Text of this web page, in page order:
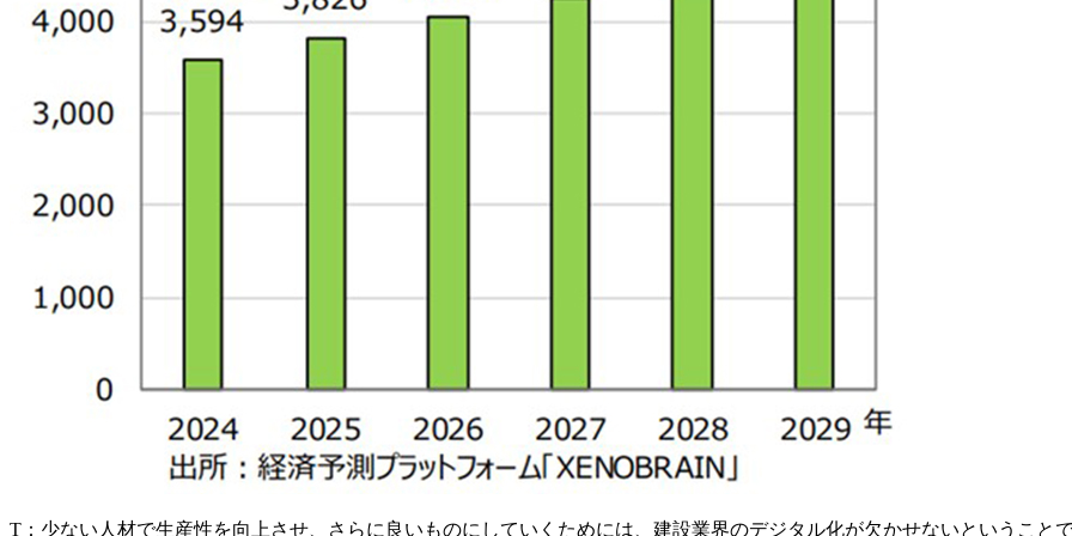
T： 少ない人材で生産性を向上させ、さらに良いものにしていくためには、建設業界のデジタル化が欠かせないということ